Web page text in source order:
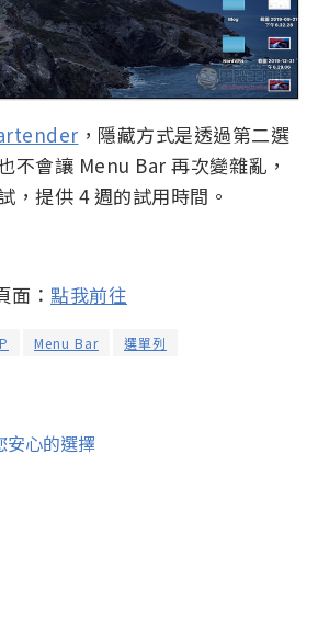
，隱藏方式是透過第二選
不會讓 Menu Bar 再次變雜亂，
，提供 4 週的試用時間。
： 點我前往
Menu Bar 選單列
安心的選擇